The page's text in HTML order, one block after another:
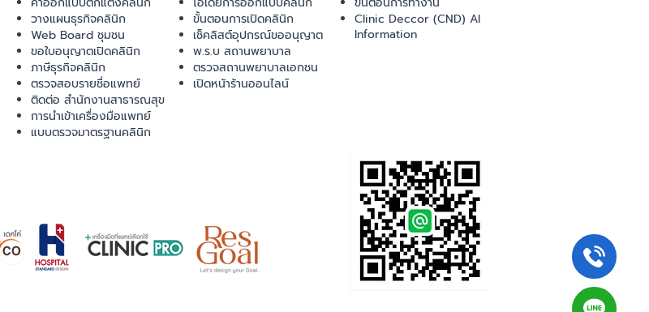
วางแผนธุรกิจคลินิก
Web Board ชุมชน
ขอใบอนุญาตเปิดคลินิก
ภาษีธุรกิจคลินิก
ตรวจสอบรายชื่อแพทย์
ติดต่อ สำนักงานสาธารณสุข
การนำเข้าเครื่องมือแพทย์
แบบตรวจมาตรฐานคลินิก
ขั้นตอนการเปิดคลินิก
เช็คลิสต์อุปกรณ์ขออนุญาต
พ.ร.บ สถานพยาบาล
ตรวจสถานพยาบาลเอกชน
เปิดหน้าร้านออนไลน์
Clinic Deccor (CND) AI
Information